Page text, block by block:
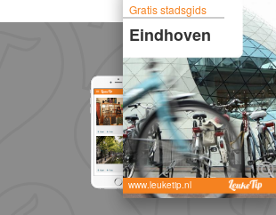
Gratis stadsgids
Eindhoven
www.leuketip.nl